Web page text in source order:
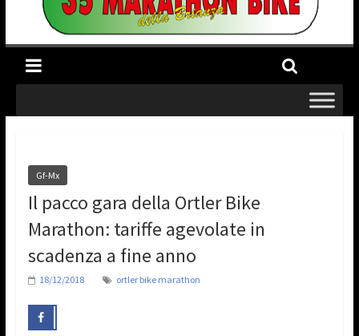
Gf-Mx
Il pacco gara della Ortler Bike
Marathon: tariffe agevolate in
scadenza a fine anno
18/12/2018 ortler bike marathon